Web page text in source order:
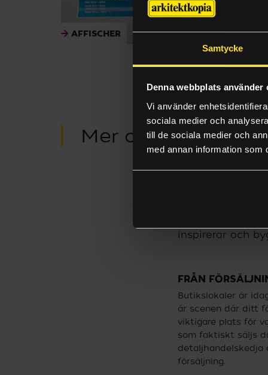
Samtycke
Denna webbplats använder
Vi använder
sociala medier och
till de sociala medier och
med annan information som
AFFISCHER
Mer om
driver en egen
intryck och
inspirerar och
FRÅN
Butikslokaler är
är scenen där ditt
viktigare plats för
som faktiskt säljs
detaljhandelskedja
försäljning.